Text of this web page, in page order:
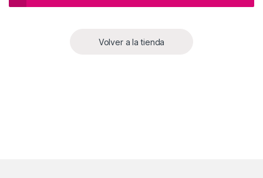
Volver a la tienda